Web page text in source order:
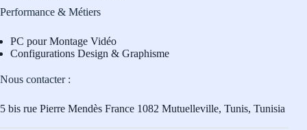
Performance & Métiers
PC pour Montage Vidéo
Configurations Design & Graphisme
Nous contacter :
5 bis rue Pierre Mendès France 1082 Mutuelleville, Tunis, Tunisia